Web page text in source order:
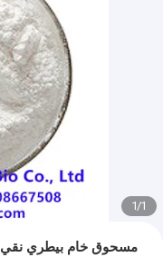
1
/
1
مسحوق خام بيطري نقي 99٪ Toltrazuril Cas 69004-03-1